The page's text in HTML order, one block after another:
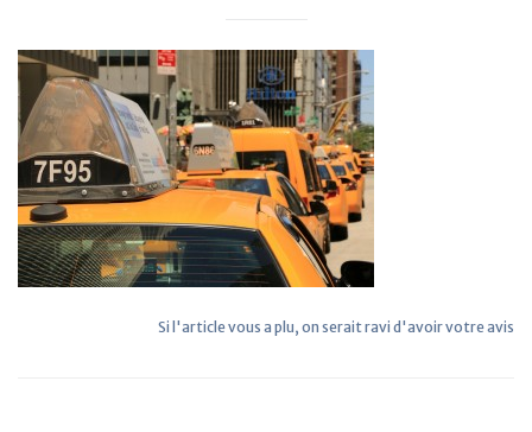
Si l'article vous a plu, on serait ravi d'avoir votre avis